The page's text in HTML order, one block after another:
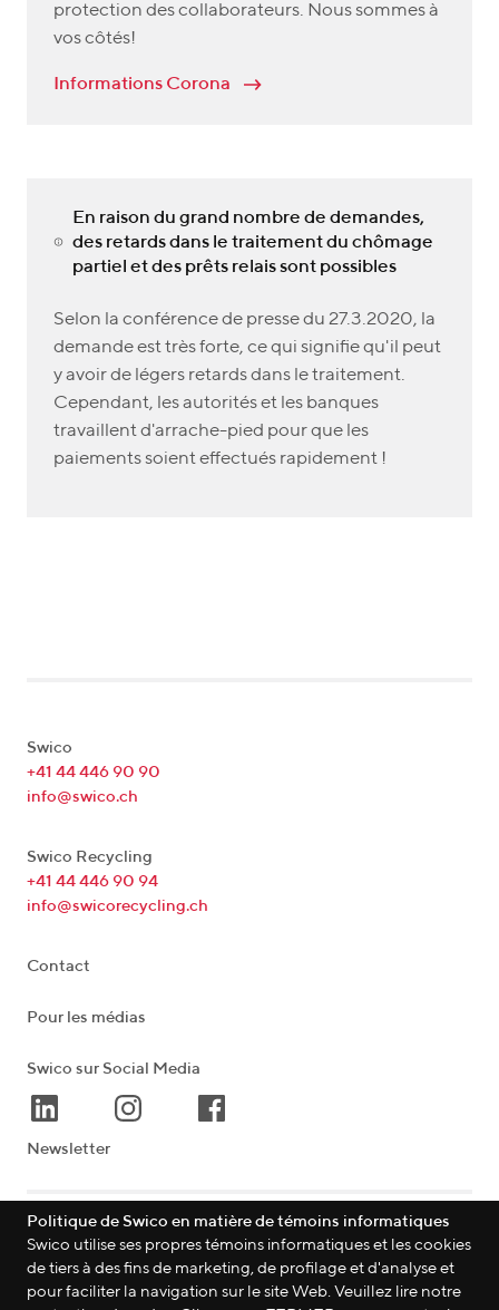
protection des collaborateurs. Nous sommes à
vos côtés!
Informations Corona
En raison du grand nombre de demandes,
des retards dans le traitement du chômage
partiel et des prêts relais sont possibles
Selon la conférence de presse du 27.3.2020, la
demande est très forte, ce qui signifie qu'il peut
y avoir de légers retards dans le traitement.
Cependant, les autorités et les banques
travaillent d'arrache-pied pour que les
paiements soient effectués rapidement !
Swico
+41 44 446 90 90
info@swico.ch
Swico Recycling
+41 44 446 90 94
info@swicorecycling.ch
Contact
Pour les médias
Swico sur Social Media
Newsletter
Lagerstrasse 33 Zürich Schweiz
Politique de Swico en matière de témoins informatiques
Swico utilise ses propres témoins informatiques et les cookies
de tiers à des fins de marketing, de profilage et d'analyse et
pour faciliter la navigation sur le site Web. Veuillez lire notre